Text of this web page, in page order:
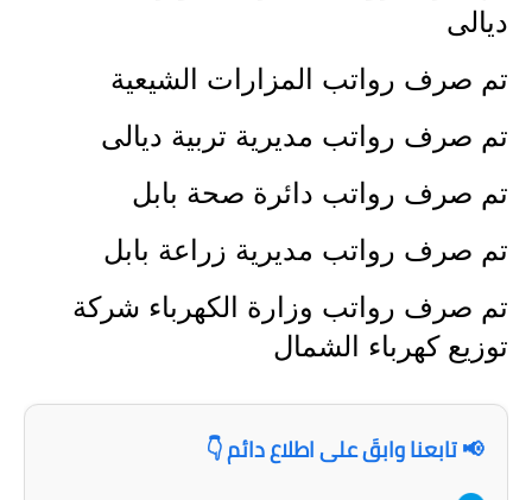
الاخبار الرياضية
المدارس
اخبار وقرارات وزارة التربية
نتائج الامتحانات
المرحلة الابتدائية
ديالى
تم صرف رواتب المزارات الشيعية
تم صرف رواتب مديرية تربية ديالى
تم صرف رواتب دائرة صحة بابل
تم صرف رواتب مديرية زراعة بابل
تم صرف رواتب وزارة الكهرباء شركة
توزيع كهرباء الشمال
📢 تابعنا وابقَ على اطلاع دائم 👇